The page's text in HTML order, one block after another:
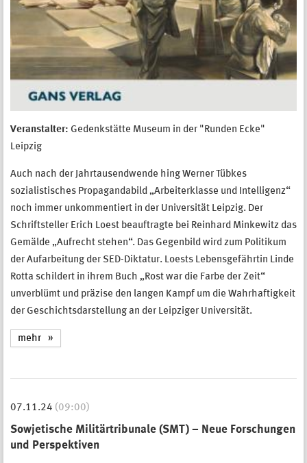
Veranstalter: Gedenkstätte Museum in der "Runden Ecke"
Leipzig
Auch nach der Jahrtausendwende hing Werner Tübkes
sozialistisches Propagandabild „Arbeiterklasse und Intelligenz“
noch immer unkommentiert in der Universität Leipzig. Der
Schriftsteller Erich Loest beauftragte bei Reinhard Minkewitz das
Gemälde „Aufrecht stehen“. Das Gegenbild wird zum Politikum
der Aufarbeitung der SED-Diktatur. Loests Lebensgefährtin Linde
Rotta schildert in ihrem Buch „Rost war die Farbe der Zeit“
unverblümt und präzise den langen Kampf um die Wahrhaftigkeit
der Geschichtsdarstellung an der Leipziger Universität.
mehr
07.11.24 (09:00)
Sowjetische Militärtribunale (SMT) – Neue Forschungen
und Perspektiven